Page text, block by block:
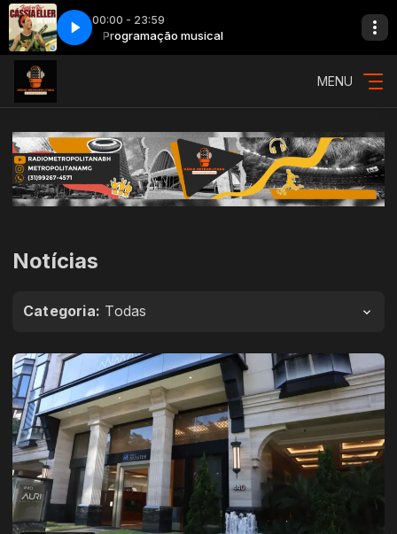
00:00 - 23:59
Programação musical
(Ao Vivo) 39 - Cássia Eller - O Segundo Sol (Ao Vivo)
MENU
Notícias
Categoria: Todas